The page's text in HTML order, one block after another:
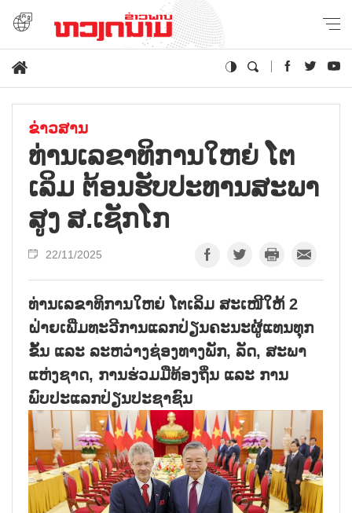
ຂ່າວສານ
ທ່ານເລຂາທິການໃຫຍ່ ໂຕ
ເລິມ ຕ້ອນຮັບປະທານສະພາ
ສູງ ສ.ເຊັກໂກ
22/11/2025
ທ່ານເລຂາທິການໃຫຍ່ ໂຕເລິມ ສະເໜີໃຫ້ 2
ຝ່າຍເພີ່ມທະວີການແລກປ່ຽນຄະນະຜູ້ແທນທຸກ
ຂັ້ນ ແລະ ລະຫວ່າງຊ່ອງທາງພັກ, ລັດ, ສະພາ
ແຫ່ງຊາດ, ການຮ່ວມມືທ້ອງຖິ່ນ ແລະ ການ
ພົບປະແລກປ່ຽນປະຊາຊົນ